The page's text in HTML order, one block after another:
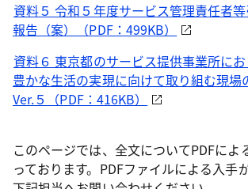
資料５ 令和５年度サービス管理責任者
報告（案）（PDF：499KB）
資料６ 東京都のサービス提供事業所に
豊かな生活の実現に向けて取り組む現場
Ver.５（PDF：416KB）
このページでは、全文についてPDFによ
っております。PDFファイルによる入手